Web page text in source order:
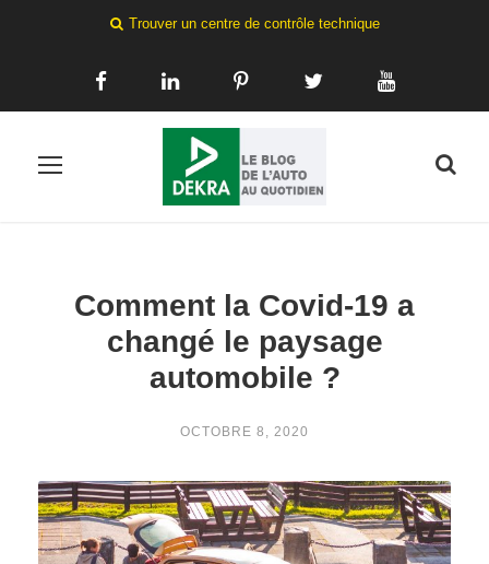
Trouver un centre de contrôle technique
Comment la Covid-19 a
changé le paysage
automobile ?
OCTOBRE 8, 2020